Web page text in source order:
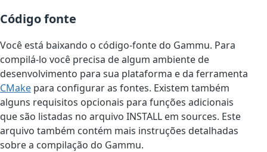
Código fonte
Você está baixando o código-fonte do Gammu. Para
compilá-lo você precisa de algum ambiente de
desenvolvimento para sua plataforma e da ferramenta
CMake para configurar as fontes. Existem também
alguns requisitos opcionais para funções adicionais
que são listadas no arquivo INSTALL em sources. Este
arquivo também contém mais instruções detalhadas
sobre a compilação do Gammu.